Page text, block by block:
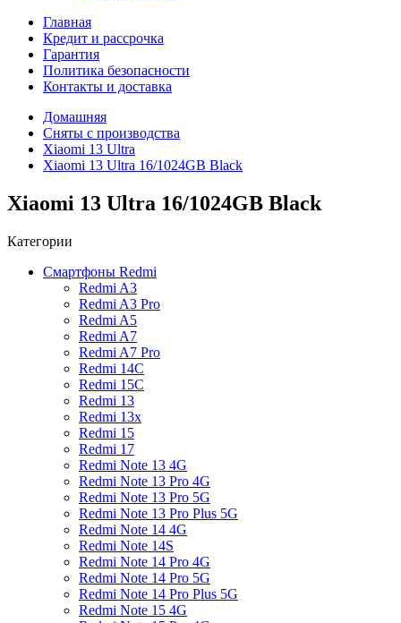
Главная
Кредит и рассрочка
Гарантия
Политика безопасности
Контакты и доставка
Домашняя
Сняты с производства
Xiaomi 13 Ultra
Xiaomi 13 Ultra 16/1024GB Black
Xiaomi 13 Ultra 16/1024GB Black
Категории
Смартфоны Redmi
Redmi A3
Redmi A3 Pro
Redmi A5
Redmi A7
Redmi A7 Pro
Redmi 14C
Redmi 15C
Redmi 13
Redmi 13x
Redmi 15
Redmi 17
Redmi Note 13 4G
Redmi Note 13 Pro 4G
Redmi Note 13 Pro 5G
Redmi Note 13 Pro Plus 5G
Redmi Note 14 4G
Redmi Note 14S
Redmi Note 14 Pro 4G
Redmi Note 14 Pro 5G
Redmi Note 14 Pro Plus 5G
Redmi Note 15 4G